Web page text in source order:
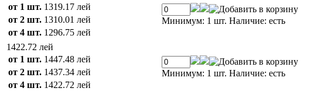
от 1 шт. 1319.17 лей
от 2 шт. 1310.01 лей
от 4 шт. 1296.75 лей
Минимум: 1 шт. Наличие: есть
1422.72 лей
от 1 шт. 1447.48 лей
от 2 шт. 1437.34 лей
от 4 шт. 1422.72 лей
Минимум: 1 шт. Наличие: есть